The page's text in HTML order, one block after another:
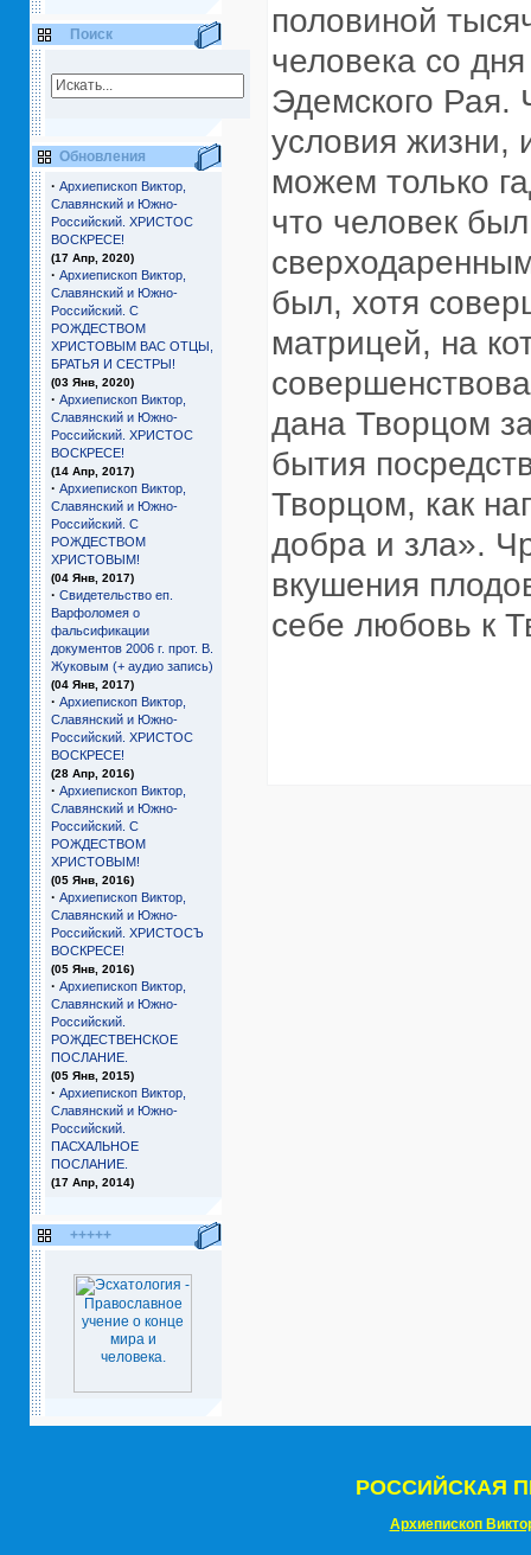
Поиск
Обновления
· Архиепископ Виктор,
Славянский и Южно-
Российский. ХРИСТОС
ВОСКРЕСЕ!
(17 Апр, 2020)
· Архиепископ Виктор,
Славянский и Южно-
Российский. С
РОЖДЕСТВОМ
ХРИСТОВЫМ ВАС ОТЦЫ,
БРАТЬЯ И СЕCТРЫ!
(03 Янв, 2020)
· Архиепископ Виктор,
Славянский и Южно-
Российский. ХРИСТОС
ВОСКРЕСЕ!
(14 Апр, 2017)
· Архиепископ Виктор,
Славянский и Южно-
Российский. С
РОЖДЕСТВОМ
ХРИСТОВЫМ!
(04 Янв, 2017)
· Свидетельство еп.
Варфоломея о
фальсификации
документов 2006 г. прот. В.
Жуковым (+ аудио запись)
(04 Янв, 2017)
· Архиепископ Виктор,
Славянский и Южно-
Российский. ХРИСТОС
ВОСКРЕСЕ!
(28 Апр, 2016)
· Архиепископ Виктор,
Славянский и Южно-
Российский. С
РОЖДЕСТВОМ
ХРИСТОВЫМ!
(05 Янв, 2016)
· Архиепископ Виктор,
Славянский и Южно-
Российский. ХРИСТОСЪ
ВОСКРЕСЕ!
(05 Янв, 2016)
· Архиепископ Виктор,
Славянский и Южно-
Российский.
РОЖДЕСТВЕНСКОЕ
ПОСЛАНИЕ.
(05 Янв, 2015)
· Архиепископ Виктор,
Славянский и Южно-
Российский.
ПАСХАЛЬНОЕ
ПОСЛАНИЕ.
(17 Апр, 2014)
+++++
половиной
человека со
Эдемского Рая.
условия
можем только
что человек
был, хотя
матрицей, на
дана Творцом
бытия
Творцом, как
добра и зла».
вкушения
себе любовь к
РОССИЙСКАЯ
Архиепископ